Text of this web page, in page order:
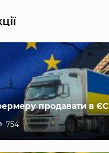
продавати в ЄС
754